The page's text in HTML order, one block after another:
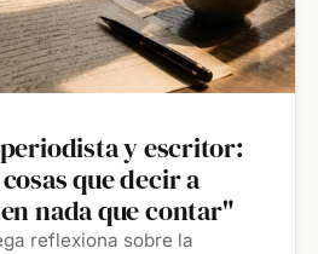
y escritor:
que decir a
nada que contar"
reflexiona sobre la